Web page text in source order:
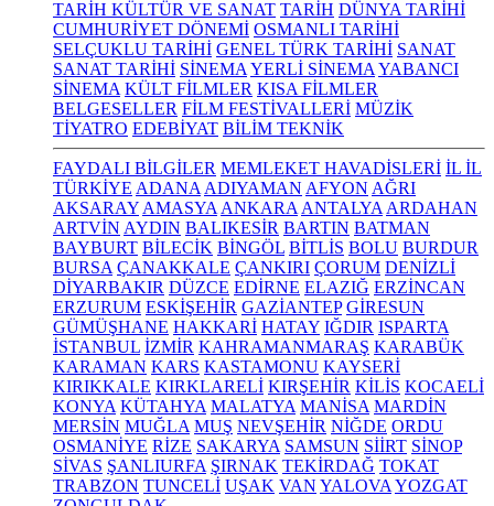
TARİH KÜLTÜR VE SANAT TARİH DÜNYA TARİHİ
CUMHURİYET DÖNEMİ OSMANLI TARİHİ
SELÇUKLU TARİHİ GENEL TÜRK TARİHİ SANAT
SANAT TARİHİ SİNEMA YERLİ SİNEMA YABANCI
SİNEMA KÜLT FİLMLER KISA FİLMLER
BELGESELLER FİLM FESTİVALLERİ MÜZİK
TİYATRO EDEBİYAT BİLİM TEKNİK
FAYDALI BİLGİLER MEMLEKET HAVADİSLERİ İL İL
TÜRKİYE ADANA ADIYAMAN AFYON AĞRI
AKSARAY AMASYA ANKARA ANTALYA ARDAHAN
ARTVİN AYDIN BALIKESİR BARTIN BATMAN
BAYBURT BİLECİK BİNGÖL BİTLİS BOLU BURDUR
BURSA ÇANAKKALE ÇANKIRI ÇORUM DENİZLİ
DİYARBAKIR DÜZCE EDİRNE ELAZIĞ ERZİNCAN
ERZURUM ESKİŞEHİR GAZİANTEP GİRESUN
GÜMÜŞHANE HAKKARİ HATAY IĞDIR ISPARTA
İSTANBUL İZMİR KAHRAMANMARAŞ KARABÜK
KARAMAN KARS KASTAMONU KAYSERİ
KIRIKKALE KIRKLARELİ KIRŞEHİR KİLİS KOCAELİ
KONYA KÜTAHYA MALATYA MANİSA MARDİN
MERSİN MUĞLA MUŞ NEVŞEHİR NİĞDE ORDU
OSMANİYE RİZE SAKARYA SAMSUN SİİRT SİNOP
SİVAS ŞANLIURFA ŞIRNAK TEKİRDAĞ TOKAT
TRABZON TUNCELİ UŞAK VAN YALOVA YOZGAT